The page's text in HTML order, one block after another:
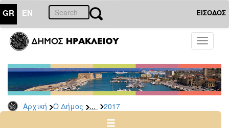
GR EN ΕΙΣΟΔΟΣ
Toggle
Αρχική Ο Δήμος ... 2017
ΔΗΜΟΣ
Δελτία
Τύπου
Αρχείο
2026